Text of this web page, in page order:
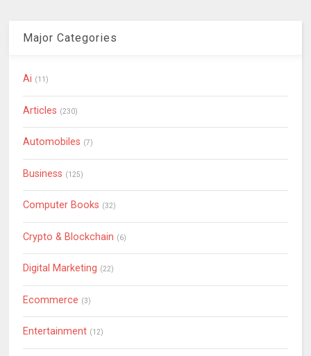
Major Categories
Ai (11)
Articles (230)
Automobiles (7)
Business (125)
Computer Books (32)
Crypto & Blockchain (6)
Digital Marketing (22)
Ecommerce (3)
Entertainment (12)